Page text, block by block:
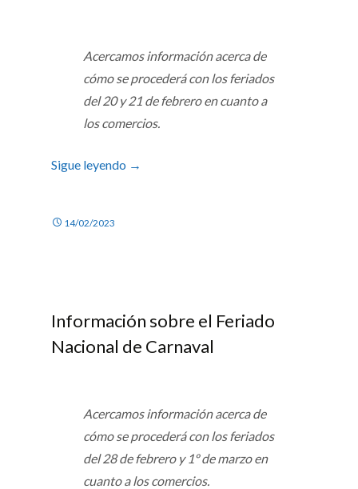
Acercamos información acerca de
cómo se procederá con los feriados
del 20 y 21 de febrero en cuanto a
los comercios.
Sigue leyendo →
14/02/2023
Información sobre el Feriado
Nacional de Carnaval
Acercamos información acerca de
cómo se procederá con los feriados
del 28 de febrero y 1º de marzo en
cuanto a los comercios.